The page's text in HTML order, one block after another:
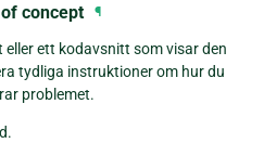
concept
¶
ett kodavsnitt som visar den
tydliga instruktioner om hur du
problemet.